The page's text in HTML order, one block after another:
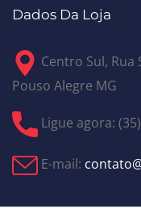
Dados Da Loja
Centro Sul, Rua
Pouso Alegre MG
Ligue agora:
E-mail: